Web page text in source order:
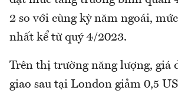
2 so với cùng kỳ năm ngoái,
nhất kể từ quý 4/2023.
Trên thị trường năng lượng, giá
giao sau tại London giảm 0,5